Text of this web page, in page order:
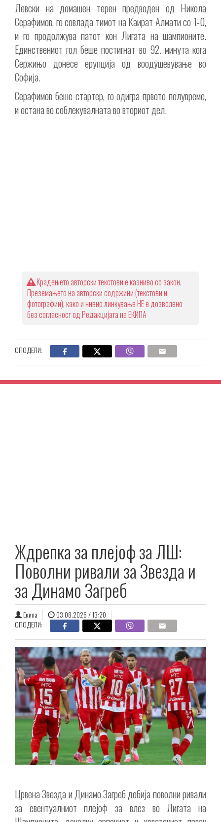
Левски на домашен терен предводен од Никола
Серафимов, го совлада тимот на Каират Алмати со 1-0,
и го продолжува патот кон Лигата на шампионите.
Единствениот гол беше постигнат во 92. минута кога
Сержињо донесе ерупција од воодушевување во
Софија.
Серафимов беше стартер, го одигра првото полувреме,
и остана во соблекувалната во вториот дел.
Крадењето авторски текстови е казниво со закон.
Преземањето на авторски содржини (текстови и
фотографии), како и нивно линкување НЕ е дозволено
без согласност од Редакцијата на ЕКИПА
СПОДЕЛИ:
Ждрепка за плејоф за ЛШ:
Поволни ривали за Звезда и
за Динамо Загреб
Екипа
03.08.2026 / 13:20
СПОДЕЛИ:
Црвена Звезда и Динамо Загреб добија поволни ривали
за евентуалниот плејоф за влез во Лигата на